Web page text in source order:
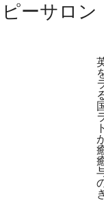
ーサロ